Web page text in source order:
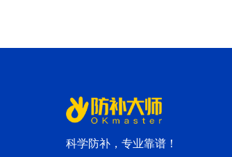
科学防补，专业靠谱！